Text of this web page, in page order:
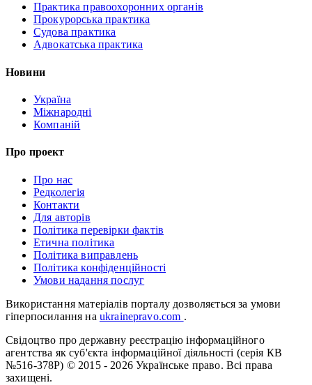
Практика правоохоронних органів
Прокурорська практика
Судова практика
Адвокатська практика
Новини
Україна
Міжнародні
Компаній
Про проект
Про нас
Редколегія
Контакти
Для авторів
Політика перевірки фактів
Етична політика
Політика виправлень
Політика конфіденційності
Умови надання послуг
Використання матеріалів порталу дозволяється за умови
гіперпосилання на ukrainepravo.com .
Свідоцтво про державну реєстрацію інформаційного
агентства як суб'єкта інформаційної діяльності (серія КВ
№516-378Р) © 2015 - 2026 Українське право. Всі права
захищені.